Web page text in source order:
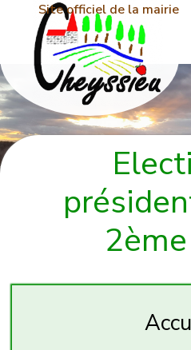
Site officiel de la mairie